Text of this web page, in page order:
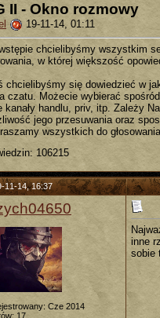
II - Okno rozmowy
19-11-14, 01:11
chcielibyśmy wszystkim
w której większość
chcielibyśmy się dowiedzieć w
czatu. Możecie wybierać
kanały handlu, priv, itp. Zależy
jego przesuwania oraz
wszystkich do
106215
11-14, 16:37
Cze 2014
17
inne
sobie